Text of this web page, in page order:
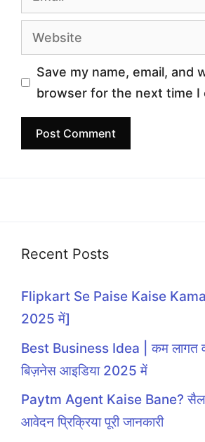
Website
Save my name, email, and
browser for the next time I
Recent Posts
Flipkart Se Paise Kaise
2025 में]
Best Business Idea | कम लागत
बिज़नेस आइडिया 2025 में
Paytm Agent Kaise Bane?
आवेदन प्रिक्रिया पूरी जानकारी